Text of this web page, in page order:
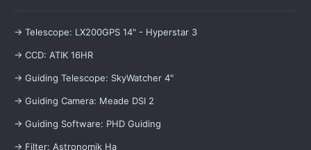
-> Telescope: LX200GPS 14" - Hyperstar 3
-> CCD: ATIK 16HR
-> Guiding Telescope: SkyWatcher 4"
-> Guiding Camera: Meade DSI 2
-> Guiding Software: PHD Guiding
-> Filter: Astronomik Ha